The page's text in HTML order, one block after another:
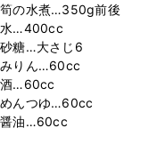
筍の水煮…350g前後
水…400cc
砂糖…大さじ6
みりん…60cc
酒…60cc
めんつゆ…60cc
醤油…60cc